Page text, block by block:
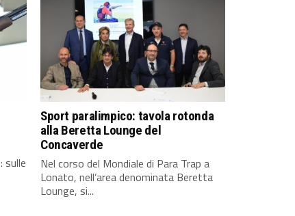
sulle
Sport paralimpico: tavola rotonda
alla Beretta Lounge del
Concaverde
Nel corso del Mondiale di Para Trap a
Lonato, nell’area denominata Beretta
Lounge, si...